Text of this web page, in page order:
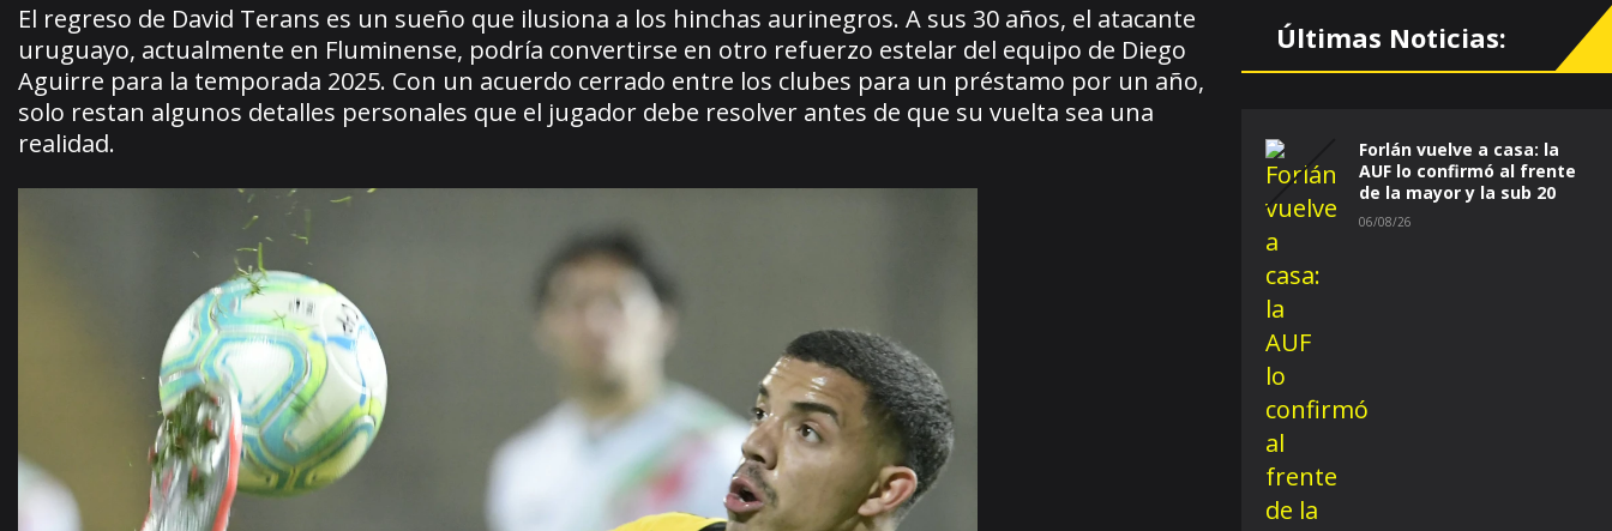
El regreso de David Terans es un sueño que ilusiona a los hinchas aurinegros. A sus 30 años, el atacante
uruguayo, actualmente en Fluminense, podría convertirse en otro refuerzo estelar del equipo de Diego
Aguirre para la temporada 2025. Con un acuerdo cerrado entre los clubes para un préstamo por un año,
solo restan algunos detalles personales que el jugador debe resolver antes de que su vuelta sea una
realidad.
Últimas Noticias:
Forlán vuelve a casa: la
AUF lo confirmó al frente
de la mayor y la sub 20
06/08/26